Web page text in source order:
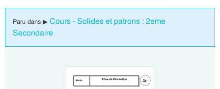
Paru dans ▶ Cours - Solides et patrons : 2eme
Secondaire